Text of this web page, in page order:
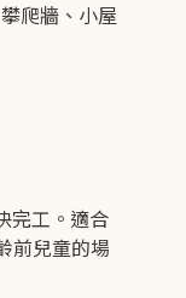
爬牆、小屋
完工。適合
前兒童的場